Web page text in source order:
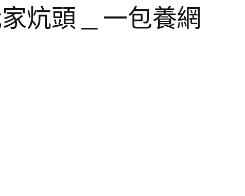
炕頭 _ 一包養網